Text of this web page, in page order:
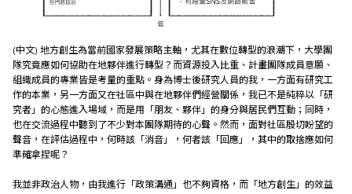
(中文) 地方創生為當前國家發展策略主軸，尤其在數位轉型的浪潮下，大學團
隊究竟應如何協助在地夥伴進行轉型？而資源投入比重、計畫團隊成員意願、
組織成員的專業皆是考量的重點。身為博士後研究人員的我，一方面有研究工
作的本業，另一方面又在社區中與在地夥伴們經營關係，我已不是純粹以「研
究者」的心態進入場域，而是用「朋友、夥伴」的身分與居民們互動；同時，
也在交流過程中聽到了不少對本團隊期待的心聲。然而，面對社區殷切盼望的
聲音，在評估過程中，何時該「消音」，何者該「回應」，其中的取捨應如何
準確拿捏呢？
我並非政治人物，由我進行「政策溝通」也不夠資格，而「地方創生」的效益